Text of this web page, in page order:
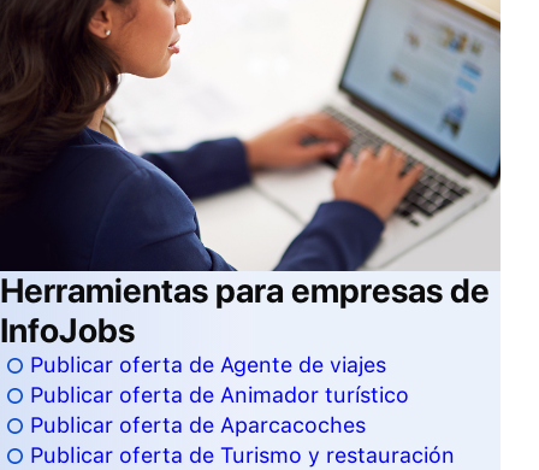
Herramientas para empresas de
InfoJobs
Publicar oferta de Agente de viajes
Publicar oferta de Animador turístico
Publicar oferta de Aparcacoches
Publicar oferta de Turismo y restauración